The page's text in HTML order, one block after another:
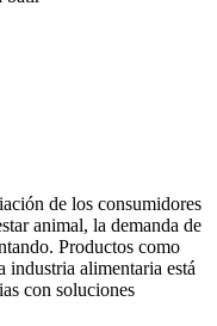
de los consumidores
animal, la demanda de
Productos como
alimentaria está
con soluciones